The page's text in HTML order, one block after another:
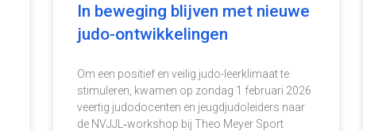
In beweging blijven met nieuwe
judo-ontwikkelingen
Om een positief en veilig judo-leerklimaat te
stimuleren, kwamen op zondag 1 februari 2026
veertig judodocenten en jeugdjudoleiders naar
de NVJJL‑workshop bij Theo Meyer Sport